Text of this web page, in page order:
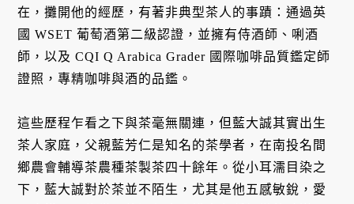
在，攤開他的經歷，有著非典型茶人的事蹟：通過英
國 WSET 葡萄酒第二級認證，並擁有侍酒師、唎酒
師，以及 CQI Q Arabica Grader 國際咖啡品質鑑定師
證照，專精咖啡與酒的品鑑。
這些歷程乍看之下與茶毫無關連，但藍大誠其實出生
茶人家庭，父親藍芳仁是知名的茶學者，在南投名間
鄉農會輔導茶農種茶製茶四十餘年。從小耳濡目染之
下，藍大誠對於茶並不陌生，尤其是他五感敏銳，愛